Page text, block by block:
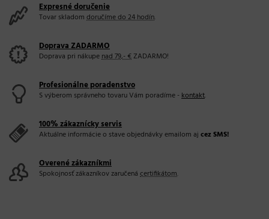
Expresné doručenie
Tovar skladom doručíme do 24 hodín.
Doprava ZADARMO
Doprava pri nákupenad 79,- €ZADARMO!
Profesionálne poradenstvo
S výberom správneho tovaru Vám poradíme -kontakt.
100% zákaznícky servis
Aktuálne informácie o stave objednávky emailom aj cez SMS!
Overené zákazníkmi
Spokojnosť zákazníkov zaručená certifikátom.